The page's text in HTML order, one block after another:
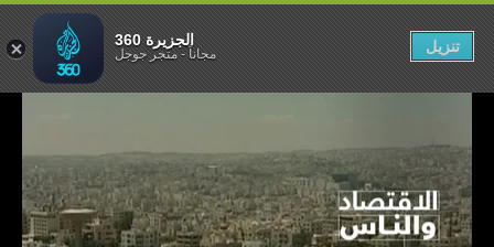
أم مبالغ فيها؟
الجزيرة 360
مجاناً-متجر جوجل تنزيل